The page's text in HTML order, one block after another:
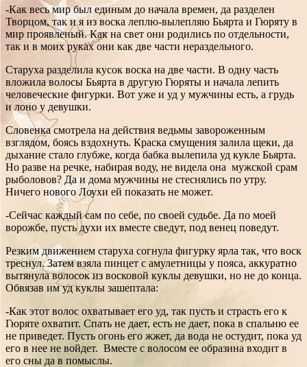
-Как весь мир был единым до начала времен, да разделен
Творцом, так и я из воска леплю-вылепляю Бьярта и Гюряту в
мир проявленый. Как на свет они родились по отдельности,
так и в моих руках они как две части нераздельного.
Старуха разделила кусок воска на две части. В одну часть
вложила волосы Бьярта в другую Гюряты и начала лепить
человеческие фигурки. Вот уже и уд у мужчины есть, а грудь
и лоно у девушки.
Словенка смотрела на действия ведьмы завороженным
взглядом, боясь вздохнуть. Краска смущения залила щеки, да
дыхание стало глубже, когда бабка вылепила уд кукле Бьярта.
Но разве на речке, набирая воду, не видела она мужской срам
рыболовов? Да и дома мужчины не стеснялись по утру.
Ничего нового Лоухи ей показать не может.
-Сейчас каждый сам по себе, по своей судьбе. Да по моей
ворожбе, пусть духи их вместе сведут, под венец поведут.
Резким движением старуха согнула фигурку ярла так, что воск
треснул. Затем взяла пинцет с амулетницы у пояса, аккуратно
вытянула волосок из восковой куклы девушки, но не до конца.
Обвязав им уд куклы зашептала:
-Как этот волос охватывает его уд, так пусть и страсть его к
Гюряте охватит. Спать не дает, есть не дает, пока в спальню ее
не приведет. Пусть огонь его жжет, да вода не остудит, пока уд
его в нее не войдет. Вместе с волосом ее образина входит в
его сны да в помыслы.